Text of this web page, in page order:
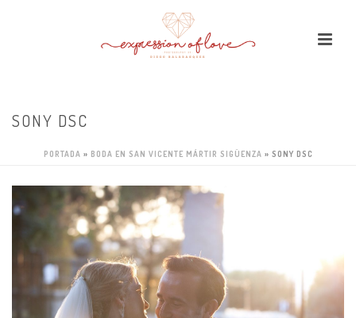
SONY DSC
PORTADA » BODA EN SAN VICENTE MÁRTIR SIGÜENZA » SONY DSC